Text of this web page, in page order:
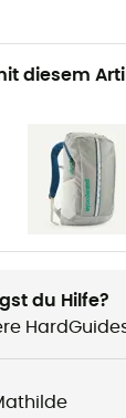
diesem
du Hilfe?